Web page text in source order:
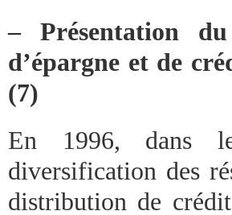
– Présentation du
d’épargne et de
(7)
En 1996, dans
diversification des
distribution de